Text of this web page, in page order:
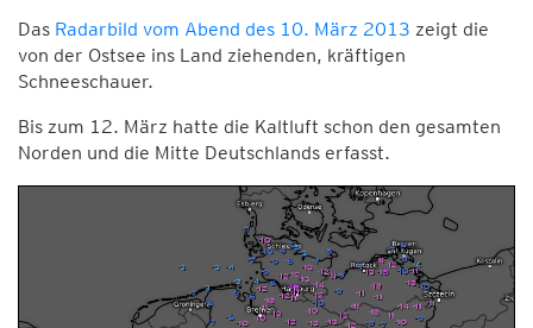
Das Radarbild vom Abend des 10. März 2013 zeigt die
von der Ostsee ins Land ziehenden, kräftigen
Schneeschauer.
Bis zum 12. März hatte die Kaltluft schon den gesamten
Norden und die Mitte Deutschlands erfasst.